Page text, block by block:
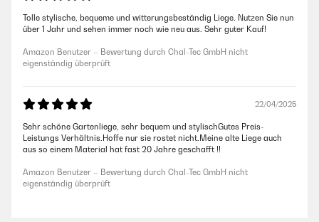
Tolle stylische, bequeme und witterungsbeständig Liege. Nutzen Sie nun
über 1 Jahr und sehen immer noch wie neu aus. Sehr guter Kauf!
Amazon Benutzer – Bewertung durch Chal-Tec GmbH nicht
eigenständig überprüft
22/04/2025
Sehr schöne Gartenliege, sehr bequem und stylischGutes Preis-
Leistungs Verhältnis.Hoffe nur sie rostet nicht.Meine alte Liege auch
aus so einem Material hat fast 20 Jahre geschafft !!
Amazon Benutzer – Bewertung durch Chal-Tec GmbH nicht
eigenständig überprüft